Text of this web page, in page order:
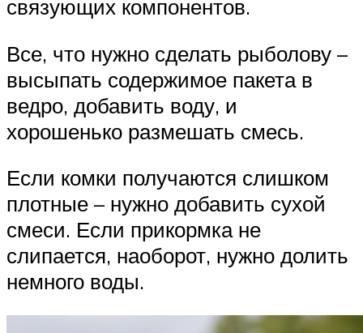
связующих компонентов.
Все, что нужно сделать рыболову –
высыпать содержимое пакета в
ведро, добавить воду, и
хорошенько размешать смесь.
Если комки получаются слишком
плотные – нужно добавить сухой
смеси. Если прикормка не
слипается, наоборот, нужно долить
немного воды.